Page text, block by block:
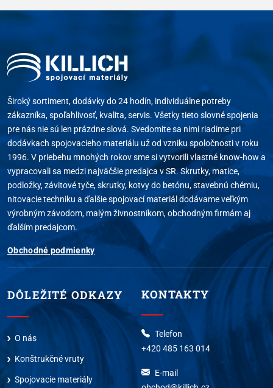
Široký sortiment, dodávky do 24 hodín, individuálne potreby
zákazníka, spoľahlivosť, kvalita, servis. Všetky tieto slovné spojenia
pre nás nie sú len prázdne slová. Svedomite sa nimi riadime pri
dodávkach spojovacieho materiálu už od vzniku spoločnosti v roku
1996. V priebehu mnohých rokov sme si vytvorili vlastné know-how a
vypracovali sa medzi najväčšie predajca v SR. Skrutky, matice,
podložky, závitové tyče, skrutky, kotvy do betónu, stavebnú chémiu,
nitovacie techniku a ďalšie spojovací materiál dodávame veľkým
výrobným závodom, malým živnostníkom, obchodným firmám aj
ďalším predajcom.
Obchodné podmienky
DÔLEŽITÉ ODKAZY
O nás
Konštrukčné vruty
Spojovacie materiály
KONTAKTY
Telefon
+420 485 163 014
E-mail